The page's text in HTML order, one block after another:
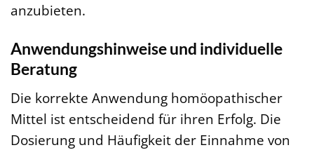
anzubieten.
Anwendungshinweise und individuelle
Beratung
Die korrekte Anwendung homöopathischer
Mittel ist entscheidend für ihren Erfolg. Die
Dosierung und Häufigkeit der Einnahme von